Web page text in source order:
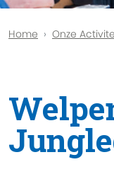
Home Onze